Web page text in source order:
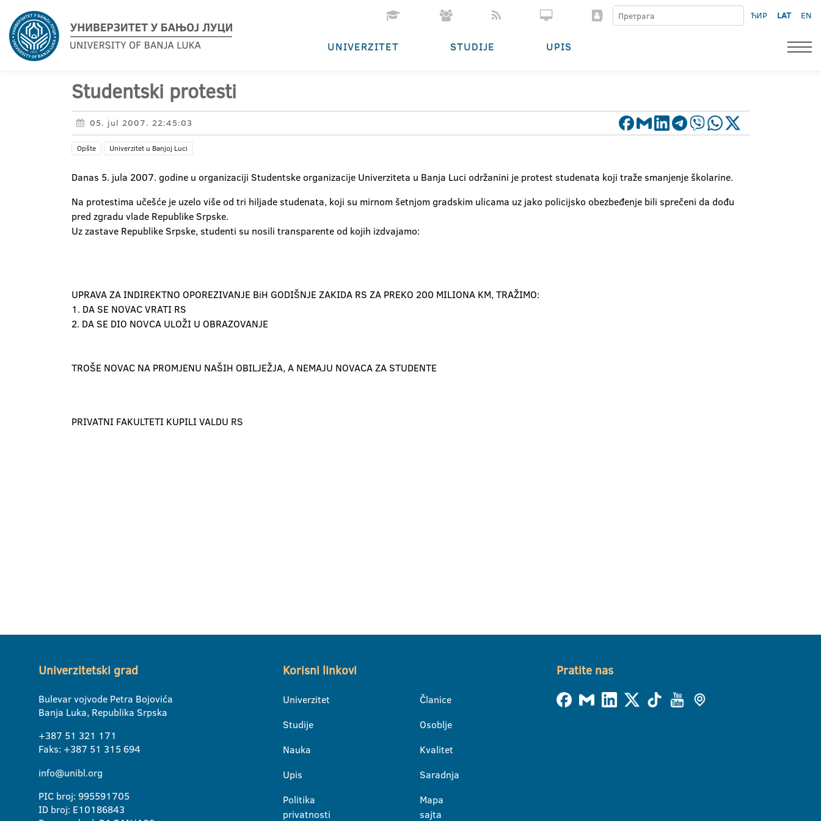
ЋИР LAT EN
UNIVERZITET STUDIJE UPIS
Studentski protesti
05. jul 2007. 22:45:03
Opšte Univerzitet u Banjoj Luci
Danas 5. jula 2007. godine u organizaciji Studentske organizacije Univerziteta u Banja Luci održanini je protest studenata koji traže smanjenje školarine.
Na protestima učešće je uzelo više od tri hiljade studenata, koji su mirnom šetnjom gradskim ulicama uz jako policijsko obezbeđenje bili sprečeni da dođu
pred zgradu vlade Republike Srpske.
Uz zastave Republike Srpske, studenti su nosili transparente od kojih izdvajamo:
UPRAVA ZA INDIREKTNO OPOREZIVANJE BiH GODIŠNJE ZAKIDA RS ZA PREKO 200 MILIONA KM, TRAŽIMO:
1. DA SE NOVAC VRATI RS
2. DA SE DIO NOVCA ULOŽI U OBRAZOVANJE
TROŠE NOVAC NA PROMJENU NAŠIH OBILJEŽJA, A NEMAJU NOVACA ZA STUDENTE
PRIVATNI FAKULTETI KUPILI VALDU RS
Univerzitetski grad
Bulevar vojvode Petra Bojovića
Banja Luka, Republika Srpska
+387 51 321 171
Faks: +387 51 315 694
info@unibl.org
PIC broj: 995591705
ID broj: E10186843
Korisni linkovi
Univerzitet
Studije
Nauka
Upis
Politika
privatnosti
Članice
Osoblje
Kvalitet
Saradnja
Mapa
sajta
Pratite nas